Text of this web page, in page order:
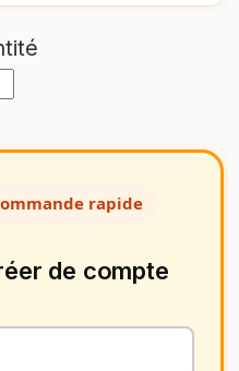
rapide
de compte